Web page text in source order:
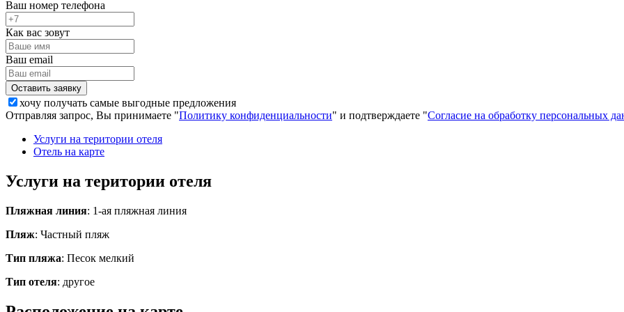
Ваш номер телефона
Как вас зовут
Ваш email
хочу получать самые выгодные предложения
Отправляя запрос, Вы принимаете "Политику конфиденциальности" и подтверждаете "Согласие на обработку персональных
Услуги на територии отеля
Отель на карте
Услуги на територии отеля
Пляжная линия: 1-ая пляжная линия
Пляж: Частный пляж
Тип пляжа: Песок мелкий
Тип отеля: другое